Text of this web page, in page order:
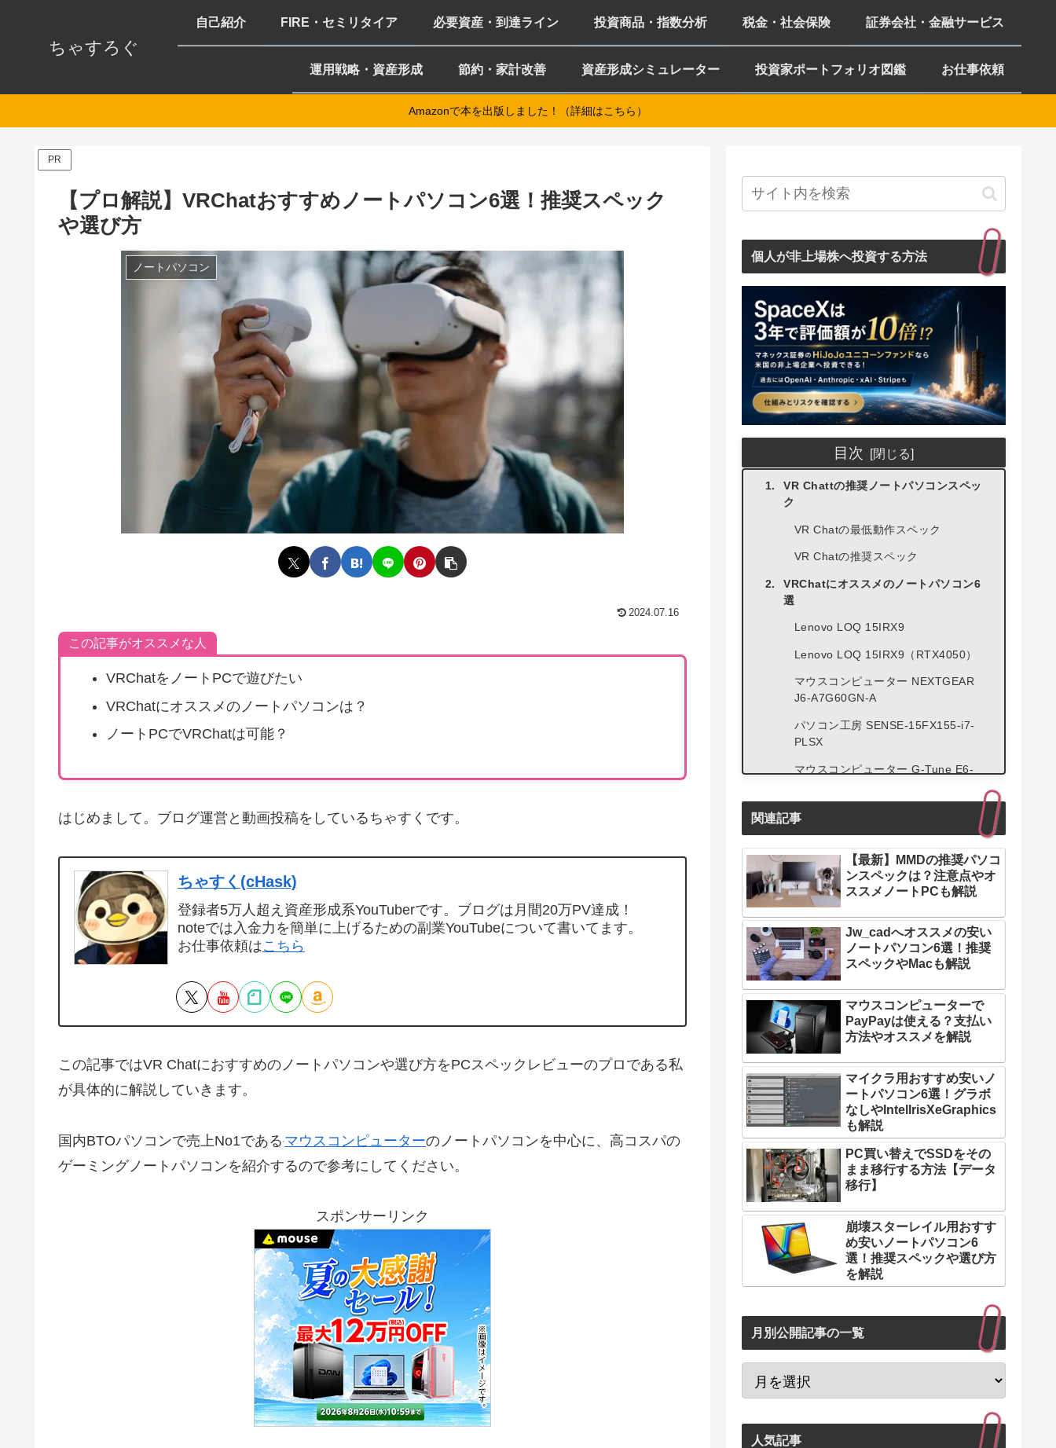
ちゃすろぐ
自己紹介 FIRE・セミリタイア 必要資産・到達ライン 投資商品・指数分析 税金・社会保険 証券会社・金融サービス
運用戦略・資産形成 節約・家計改善 資産形成シミュレーター 投資家ポートフォリオ図鑑 お仕事依頼
Amazonで本を出版しました！（詳細はこちら）
PR
【プロ解説】VRChatおすすめノートパソコン6選！推奨スペック
や選び方
ノートパソコン
2024.07.16
この記事がオススメな人
VRChatをノートPCで遊びたい
VRChatにオススメのノートパソコンは？
ノートPCでVRChatは可能？
はじめまして。ブログ運営と動画投稿をしているちゃすくです。
ちゃすく(cHask)
登録者5万人超え資産形成系YouTuberです。ブログは月間20万PV達成！
noteでは入金力を簡単に上げるための副業YouTubeについて書いてます。
お仕事依頼はこちら
この記事ではVR Chatにおすすめのノートパソコンや選び方をPCスペックレビューのプロである私
が具体的に解説していきます。
国内BTOパソコンで売上No1である マウスコンピューターのノートパソコンを中心に、高コスパの
ゲーミングノートパソコンを紹介するので参考にしてください。
スポンサーリンク
個人が非上場株へ投資する方法
目次
VR Chattの推奨ノートパソコンスペッ
ク
VR Chatの最低動作スペック
VR Chatの推奨スペック
VRChatにオススメのノートパソコン6
選
Lenovo LOQ 15IRX9
Lenovo LOQ 15IRX9（RTX4050）
マウスコンピューター NEXTGEAR
J6-A7G60GN-A
パソコン工房 SENSE-15FX155-i7-
PLSX
マウスコンピューター G-Tune E6-
パソコン工房 LEVEL-17WG181-i7-
VRChat用おすすめノートパソコンの
選び方3選
選び方1：VRゴーグルの前にVR対応
パソコンか確認
選び方2：人気ワールドはハイスペッ
クパソコン推奨
選び方3：デスクトップモードはVR
機器不要
関連記事
【最新】MMDの推奨パソコ
ンスペックは？注意点やオ
ススメノートPCも解説
Jw_cadへオススメの安い
ノートパソコン6選！推奨
スペックやMacも解説
マウスコンピューターで
PayPayは使える？支払い
方法やオススメを解説
マイクラ用おすすめ安いノ
ートパソコン6選！グラボ
なしやIntelIrisXeGraphics
も解説
PC買い替えでSSDをその
まま移行する方法【データ
移行】
崩壊スターレイル用おすす
め安いノートパソコン6
選！推奨スペックや選び方
を解説
月別公開記事の一覧
人気記事